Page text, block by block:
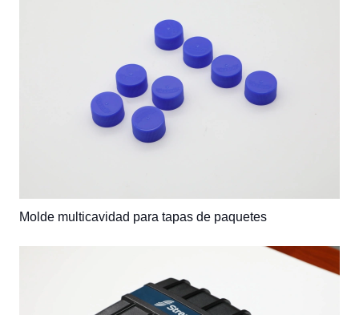
Molde multicavidad para tapas de paquetes